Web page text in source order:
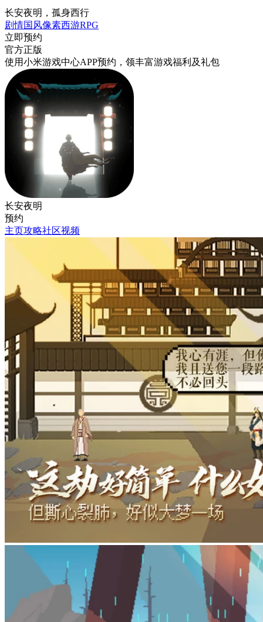
长安夜明，孤身西行
剧情国风像素西游RPG
立即预约
官方正版
使用小米游戏中心APP预约 ，领丰富游戏福利 及礼包
长安夜明
预约
主页攻略社区视频